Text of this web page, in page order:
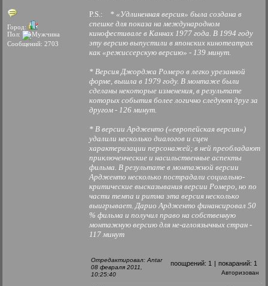
Город:
Пол:
Сообщений: 2703
P.S.: * «Удлиненная версия» была создана в
спешке для показа на международном
кинофестивале в Каннах 1977 года. В 1994 году
эту версию выпустили в японских кинотеатрах
как «режиссерскую версию» - 139 минут.
* Версия Джорджа Ромеро в легко урезанной
форме, вышла в 1979 году. В монтаже были
сделаны некоторые изменения, в результате
которых события более логично следуют друг за
другом - 126 минут.
* В версии Ардженто («европейская версия»)
удалили несколько диалогов и сцен
характеризации персонажей; в ней преобладают
приключенческие и насильственные аспекты
фильма. В результате в монтажной версии
Ардженто несколько пострадали социально-
критические высказывания версии Ромеро, но по
части темпа и ритма эта версия несколько
выигрывает. Дарио Ардженто финансировал 50
% фильма и получил право на собственную
монтажную версию для не-аглоязычных стран -
117 минут
Отредактировал: Antar
08 февраля 2011,
10:25:40
поощрений: 1 | покараний: 1
Авторизован